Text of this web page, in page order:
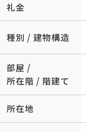
礼金
種別 / 建物構造
部屋 /
所在階 / 階建て
所在地